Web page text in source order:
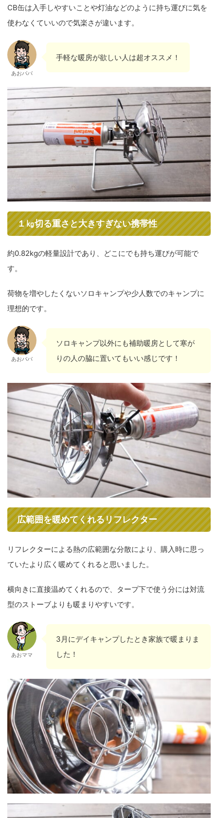
CB缶は入手しやすいことや灯油などのように持ち運びに気を
使わなくていいので気楽さが違います。
あおパパ
手軽な暖房が欲しい人は超オススメ！
１㎏切る重さと大きすぎない携帯性
約0.82kgの軽量設計であり、どこにでも持ち運びが可能で
す。
荷物を増やしたくないソロキャンプや少人数でのキャンプに
理想的です。
あおパパ
ソロキャンプ以外にも補助暖房として寒が
りの人の脇に置いてもいい感じです！
広範囲を暖めてくれるリフレクター
リフレクターによる熱の広範囲な分散により、購入時に思っ
ていたより広く暖めてくれると思いました。
横向きに直接温めてくれるので、タープ下で使う分には対流
型のストーブよりも暖まりやすいです。
あおママ
3月にデイキャンプしたとき家族で暖まりま
した！